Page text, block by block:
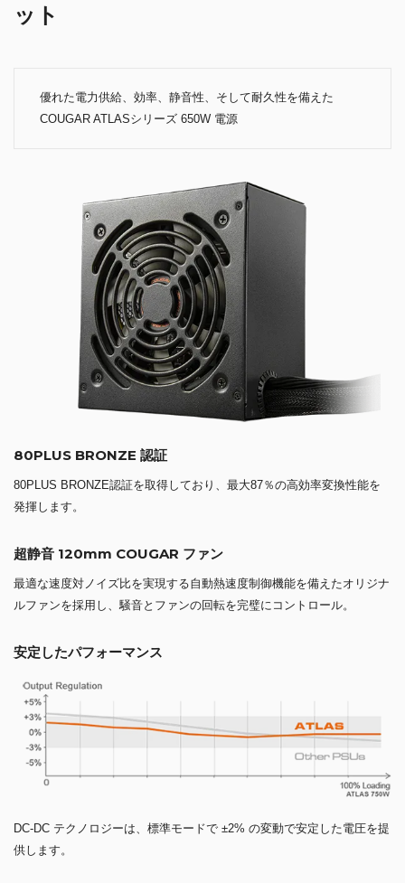
ット
優れた電力供給、効率、静音性、そして耐久性を備えた
COUGAR ATLASシリーズ 650W 電源
80PLUS BRONZE 認証
80PLUS BRONZE認証を取得しており、最大87％の高効率変換性能を
発揮します。
超静音 120mm COUGAR ファン
最適な速度対ノイズ比を実現する自動熱速度制御機能を備えたオリジナ
ルファンを採用し、騒音とファンの回転を完璧にコントロール。
安定したパフォーマンス
DC-DC テクノロジーは、標準モードで ±2% の変動で安定した電圧を提
供します。